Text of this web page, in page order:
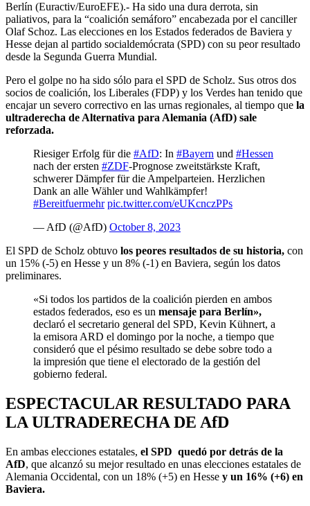
Berlín (Euractiv/EuroEFE).- Ha sido una dura derrota, sin
paliativos, para la “coalición semáforo” encabezada por el canciller
Olaf Schoz. Las elecciones en los Estados federados de Baviera y
Hesse dejan al partido socialdemócrata (SPD) con su peor resultado
desde la Segunda Guerra Mundial.
Pero el golpe no ha sido sólo para el SPD de Scholz. Sus otros dos
socios de coalición, los Liberales (FDP) y los Verdes han tenido que
encajar un severo correctivo en las urnas regionales, al tiempo que la
ultraderecha de Alternativa para Alemania (AfD) sale
reforzada.
Riesiger Erfolg für die #AfD: In #Bayern und #Hessen
nach der ersten #ZDF-Prognose zweitstärkste Kraft,
schwerer Dämpfer für die Ampelparteien. Herzlichen
Dank an alle Wähler und Wahlkämpfer!
#Bereitfuermehr pic.twitter.com/eUKcnczPPs
— AfD (@AfD) October 8, 2023
El SPD de Scholz obtuvo los peores resultados de su historia, con
un 15% (-5) en Hesse y un 8% (-1) en Baviera, según los datos
preliminares.
«Si todos los partidos de la coalición pierden en ambos
estados federados, eso es un mensaje para Berlín»,
declaró el secretario general del SPD, Kevin Kühnert, a
la emisora ARD el domingo por la noche, a tiempo que
consideró que el pésimo resultado se debe sobre todo a
la impresión que tiene el electorado de la gestión del
gobierno federal.
ESPECTACULAR RESULTADO PARA
LA ULTRADERECHA DE AfD
En ambas elecciones estatales, el SPD quedó por detrás de la
AfD, que alcanzó su mejor resultado en unas elecciones estatales de
Alemania Occidental, con un 18% (+5) en Hesse y un 16% (+6) en
Baviera.